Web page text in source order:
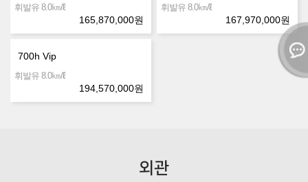
휘발유 8.0㎞/ℓ
165,870,000원
휘발유 8.0㎞/ℓ
167,970,000원
700h Vip
휘발유 8.0㎞/ℓ
194,570,000원
외관